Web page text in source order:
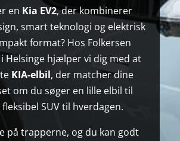
en Kia EV2, der kombinerer
smart teknologi og elektrisk
format? Hos Folkersen
Helsinge hjælper vi dig med at
KIA-elbil, der matcher dine
om du søger en lille elbil til
SUV til hverdagen.
på trapperne, og du kan godt